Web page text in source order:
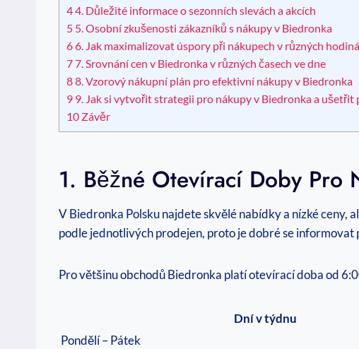
44. Důležité informace o sezonních slevách a akcích
5 5. Osobní zkušenosti zákazníků s nákupy v Biedronka
66. Jak maximalizovat úspory při nákupech v různých
77. Srovnání cen v Biedronka v různých časech ve dne
88. Vzorový nákupní plán pro efektivní nákupy v Biedronka
9 9. Jak si vytvořit strategii pro nákupy v Biedronka a ušetřit
10 Závěr
1. Běžné Otevírací Doby Pro
V Biedronka Polsku najdete skvělé nabídky a nízké
podle jednotlivých prodejen, proto je dobré se
Pro většinu obchodů Biedronka platí otevírací doba od
Dní v týdnu
Pondělí – Pátek